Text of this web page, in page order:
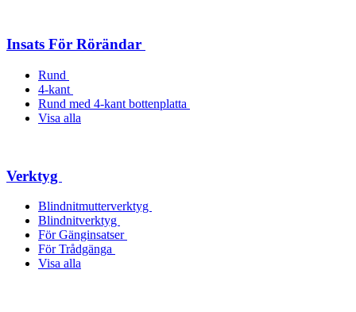
Insats För Rörändar
Rund
4-kant
Rund med 4-kant bottenplatta
Visa alla
Verktyg
Blindnitmutterverktyg
Blindnitverktyg
För Gänginsatser
För Trådgänga
Visa alla